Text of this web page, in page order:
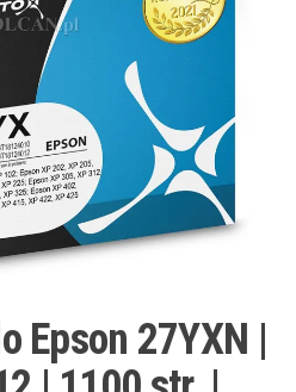
Epson 27YXN |